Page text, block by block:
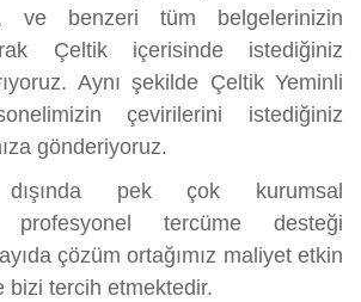
ve benzeri tüm belgelerinizin
Çeltik içerisinde istediğiniz
Aynı şekilde Çeltik Yeminli
çevirilerini istediğiniz
gönderiyoruz.
pek çok kurumsal
profesyonel tercüme desteği
çözüm ortağımız maliyet etkin
bizi tercih etmektedir.